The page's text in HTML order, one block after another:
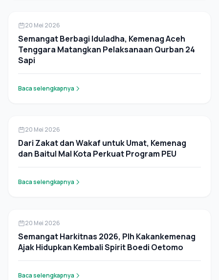
Berita
20 Mei 2026
Semangat Berbagi Iduladha, Kemenag Aceh
Tenggara Matangkan Pelaksanaan Qurban 24
Sapi
Baca selengkapnya
Berita
20 Mei 2026
Dari Zakat dan Wakaf untuk Umat, Kemenag
dan Baitul Mal Kota Perkuat Program PEU
Baca selengkapnya
Berita
20 Mei 2026
Semangat Harkitnas 2026, Plh Kakankemenag
Ajak Hidupkan Kembali Spirit Boedi Oetomo
Baca selengkapnya